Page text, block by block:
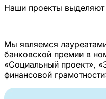
Наши проекты
Мы являемся
банковской премии в
«Социальный проект»,
финансовой